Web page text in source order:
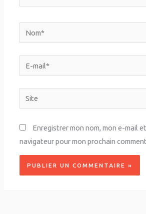
Nom*
E-
mail*
Site
Enregistrer mon nom, mon e-mail
navigateur pour mon prochain